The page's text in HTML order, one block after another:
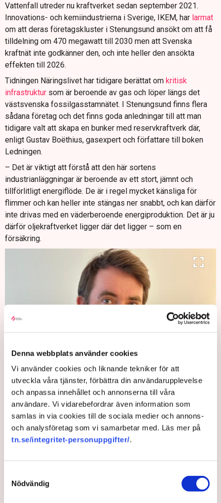
Denna webbplats använder cookies
Vi använder cookies och liknande tekniker för att
utveckla våra tjänster, förbättra din användarupplevelse
och anpassa innehållet och annonserna till våra
användare. Vi vidarebefordrar även information som
samlas in via cookies till de sociala medier och annons-
och analysföretag som vi samarbetar med. Läs mer på
tn.se/integritet-personuppgifter/.
Nödvändig
Vattenfall utreder nu kraftverket sedan september 2021.
Innovations- och kemiindustrierna i Sverige, IKEM, har larmat
om att deras företagskluster i Stenungsund ansökt om att få
tilldelning om 470 megawatt till 2030 men att Svenska
kraftnät inte godkänner den, och inte heller den ansökta
effekten till 2026.
Tidningen Näringslivet har tidigare berättat om kritisk
infrastruktur som är beroende av gas och löper längs det
västsvenska fossilgasstamnätet. I Stenungsund finns flera
sådana företag och det finns goda anledningar till att man
tidigare valt att skapa en bunker med reservkraftverk där,
enligt Gustav Boëthius, gasexpert och författare till boken
Ledningen.
– Det är viktigt att förstå att den här sortens
industrianläggningar är beroende av ett stort, jämnt och
tillförlitligt energiflöde. De är i regel mycket känsliga för
flimmer och kan heller inte stängas ner snabbt, och kan därför
inte drivas med en väderberoende energiproduktion. Det är ju
därför oljekraftverket ligger där det ligger – som en
försäkring.
Gustav Boëthius, tidigare handläggare för gasfrågor vid enheten
Trygg energiförsörjning på Energimyndigheten, sade upp sig och
skrev en bok om den bristande beredskapen i svensk
gasförsörjning. Bild: Privat
Att ställa i ordning det gamla kraftverket är kanske dyrt,
menar han.
energi, så någon form av arrangemang mellan näringsliv och